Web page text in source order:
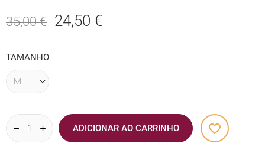
35,00 € 24,50 €
TAMANHO
ADICIONAR AO CARRINHO favorite_border